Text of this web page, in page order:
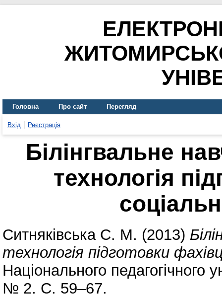
Головна Про сайт Перегляд
Вхід Реєстрація
Білінгвальне
технологія
Ситняківська С. М. (2013)
технологія підготовки
Національного
№ 2. С. 59–67.